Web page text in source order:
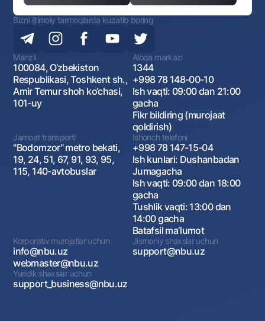
Bizni ijtimoiy tarmoqlarda kuzatib boring
Manzil
100084, O‘zbekiston
Respublikasi, Toshkent sh.,
Amir Temur shoh ko‘chasi,
101-uy
Aloqa markazi
1344
+998 78 148-00-10
Ish vaqti: 09:00 dan 21:00
gacha
Fikr bildiring (murojaat
qoldirish)
Jamoat transporti
"Bodomzor" metro bekati,
19, 24, 51, 67, 91, 93, 95,
115, 140-avtobuslar
Ishonch telefoni
+998 78 147-15-04
Ish kunlari: Dushanbadan
Jumagacha
Ish vaqti: 09:00 dan 18:00
gacha
Tushlik vaqti: 13:00 dan
14:00 gacha
Batafsil maʼlumot
Korporativ murojatlar uchun
info@nbu.uz
webmaster@nbu.uz
Jismoniy shaxslar uchun
support@nbu.uz
Yuridik shaxslar uchun
support_business@nbu.uz